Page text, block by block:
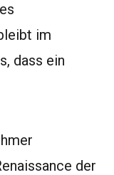
im
dass ein
der